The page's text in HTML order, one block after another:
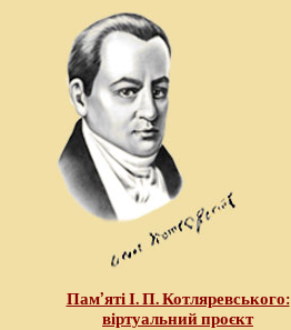
Пам’яті І. П. Котляревського:
віртуальний проєкт